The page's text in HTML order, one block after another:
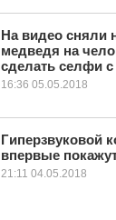
ШОУ-
ЭГОИЗМ
На видео сняли
медведя на
сделать селфи
16:36 05.05.2018
Гиперзвуковой
впервые
21:11 04.05.2018